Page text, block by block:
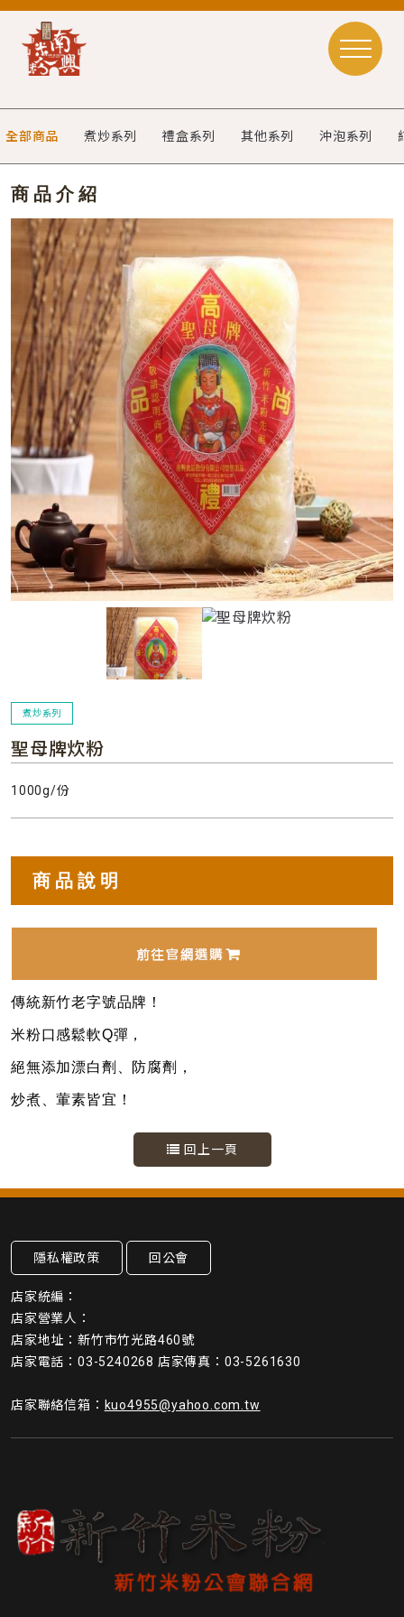
全部商品 煮炒系列 禮盒系列 其他系列 沖泡系列
商品介紹
煮炒系列
聖母牌炊粉
1000g/份
商品說明
傳統新竹老字號品牌！
米粉口感鬆軟Q彈，
絕無添加漂白劑、防腐劑，
炒煮、葷素皆宜！
回上一頁
隱私權政策 回公會
店家統編：
店家營業人：
店家地址：新竹市竹光路460號
店家電話：03-5240268 店家傳真：03-5261630
店家聯絡信箱： kuo4955@yahoo.com.tw